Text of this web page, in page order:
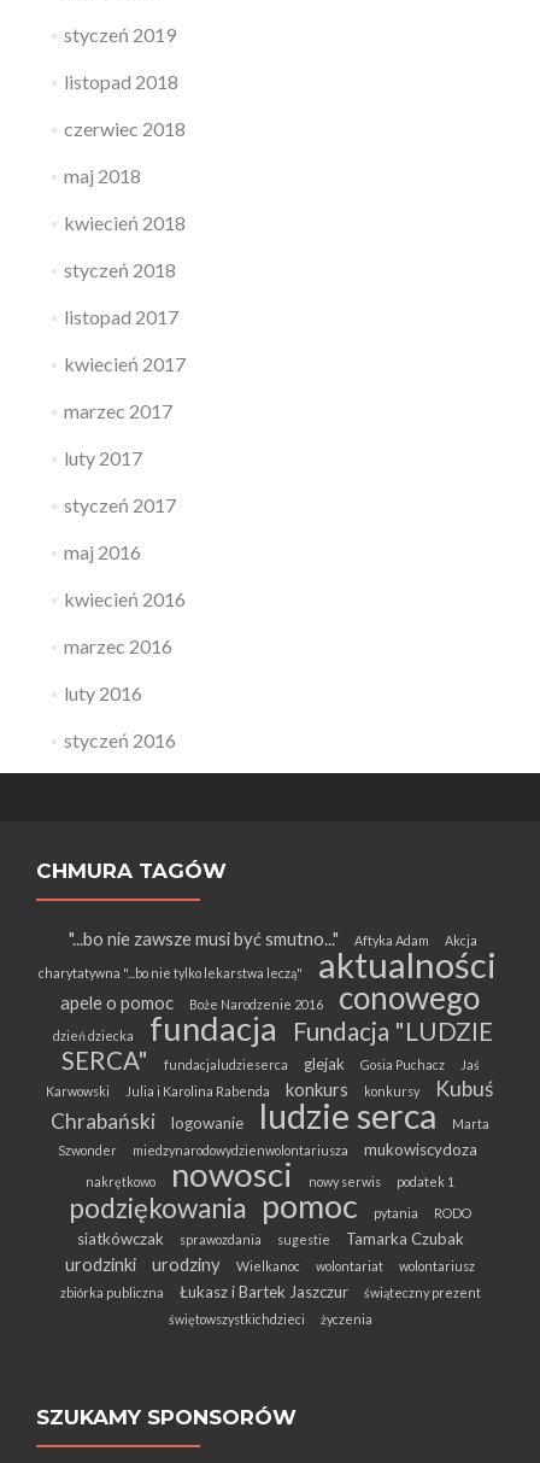
styczeń 2019
listopad 2018
czerwiec 2018
maj 2018
kwiecień 2018
styczeń 2018
listopad 2017
kwiecień 2017
marzec 2017
luty 2017
styczeń 2017
maj 2016
kwiecień 2016
marzec 2016
luty 2016
styczeń 2016
CHMURA TAGÓW
"...bo nie zawsze musi być smutno..." Aftyka Adam Akcja
charytatywna "...bo nie tylko lekarstwa leczą" aktualności
apele o pomoc Boże Narodzenie 2016 conowego
dzień dziecka fundacja
Fundacja "LUDZIE
SERCA"
fundacjaludzieserca glejak Gosia Puchacz
Jaś
Karwowski
Julia i Karolina Rabenda konkurs konkursy
Kubuś
Chrabański
logowanie ludzie serca
Marta
Szwonder
miedzynarodowydzienwolontariusza mukowiscydoza
nakrętkowo nowosci nowy serwis podatek 1
podziękowania pomoc pytania RODO
siatkówczak sprawozdania sugestie Tamarka Czubak
urodzinki urodziny Wielkanoc wolontariat
wolontariusz
zbiórka publiczna
Łukasz i Bartek Jaszczur
świąteczny prezent
świętowszystkichdzieci
życzenia
SZUKAMY SPONSORÓW